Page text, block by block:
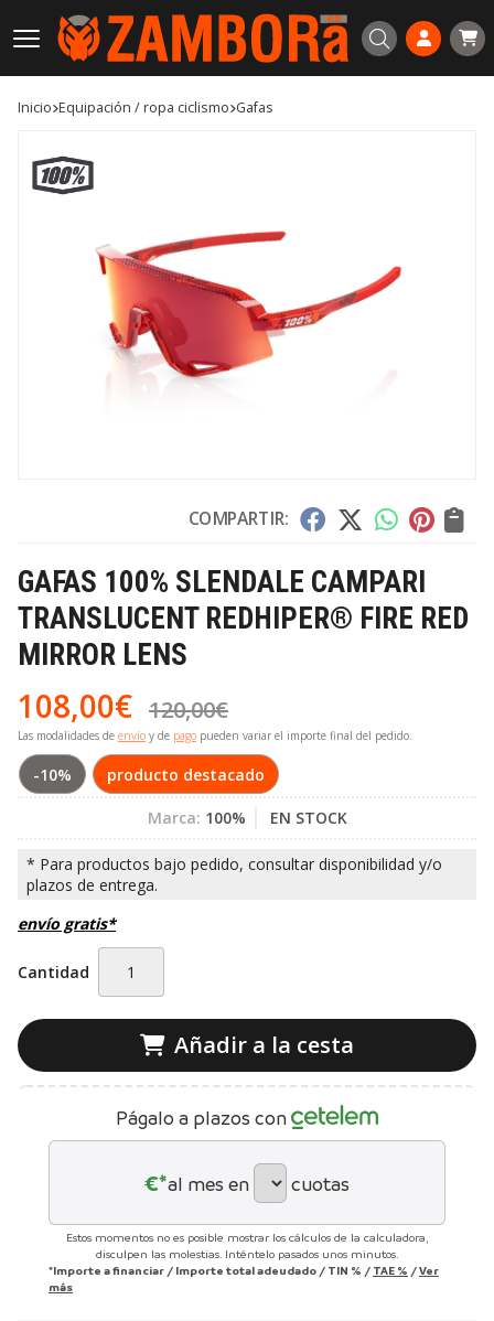
Buscar
Inicio equipación / ropa ciclismo gafas
COMPARTIR:
GAFAS 100% SLENDALE CAMPARI
TRANSLUCENT REDHIPER® FIRE RED
MIRROR LENS
108,00€ 120,00€
Las modalidades de envío y de pago pueden variar el importe final del pedido.
-10% producto destacado
Marca: 100% EN STOCK
envío gratis*
Cantidad
Añadir a la cesta
Págalo a plazos con
€*al mes en cuotas
Estos momentos no es posible mostrar los cálculos de la calculadora,
disculpen las molestias. Inténtelo pasados unos minutos.
*Importe a financiar / Importe total adeudado / TIN % / TAE % /Ver
más